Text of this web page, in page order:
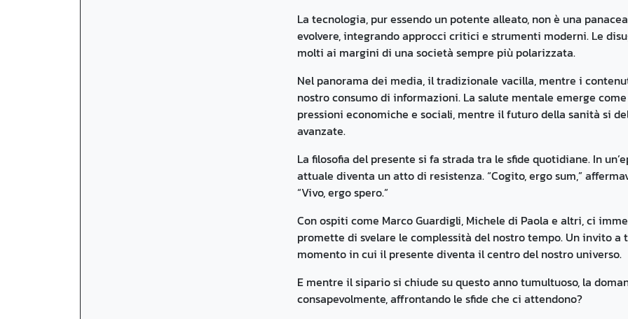
La tecnologia, pur essendo un potente alleato, non è una
evolvere, integrando approcci critici e strumenti moderni. Le
molti ai margini di una società sempre più polarizzata.
Nel panorama dei media, il tradizionale vacilla, mentre i
nostro consumo di informazioni. La salute mentale emerge
pressioni economiche e sociali, mentre il futuro della sanità si
avanzate.
La filosofia del presente si fa strada tra le sfide quotidiane. In
attuale diventa un atto di resistenza. “Cogito, ergo sum,”
“Vivo, ergo spero.”
Con ospiti come Marco Guardigli, Michele di Paola e altri, ci
promette di svelare le complessità del nostro tempo. Un invito
momento in cui il presente diventa il centro del nostro universo.
E mentre il sipario si chiude su questo anno tumultuoso, la
consapevolmente, affrontando le sfide che ci attendono?